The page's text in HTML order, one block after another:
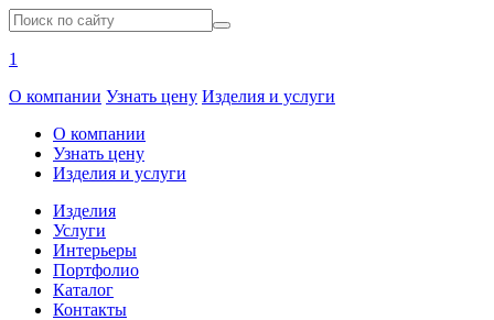
1
О компании Узнать цену Изделия и услуги
О компании
Узнать цену
Изделия и услуги
Изделия
Услуги
Интерьеры
Портфолио
Каталог
Контакты